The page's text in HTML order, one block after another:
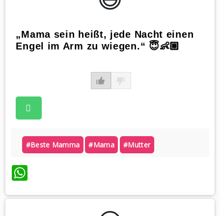
„Mama sein heißt, jede Nacht einen
Engel im Arm zu wiegen.“ 😇👶🏼
#beste Mamma #mama #mutter
WhatsApp